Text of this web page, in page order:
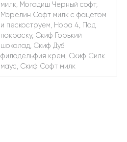
милк, Могадиш Черный софт,
Мэрелин Софт милк с фацетом
и пескоструем, Нора 4, Под
покраску, Скиф Горький
шоколад, Скиф Дуб
филадельфия крем, Скиф Силк
маус, Скиф Софт милк